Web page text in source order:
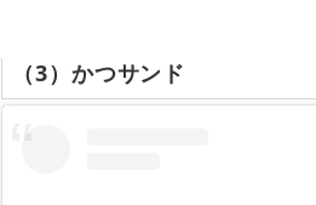
（3）かつサンド